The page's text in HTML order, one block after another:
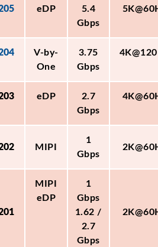
eDP
5.4
Gbps
V-by-
One
3.75
Gbps
eDP
2.7
Gbps
MIPI
1
Gbps
MIPI
eDP
1
Gbps
1.62 /
2.7
Gbps